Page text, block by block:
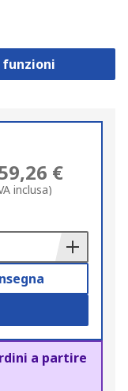
funzioni
€
inclusa)
a partire